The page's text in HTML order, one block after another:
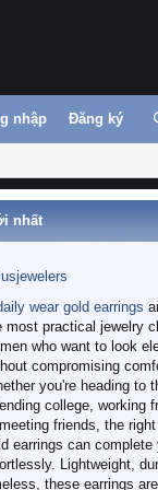
nhập Đăng ký
nhất
wear gold earrings
most practical jewelry
who want to look
compromising
you're heading to
college, working
friends, the
earrings can complete
Lightweight,
these earrings